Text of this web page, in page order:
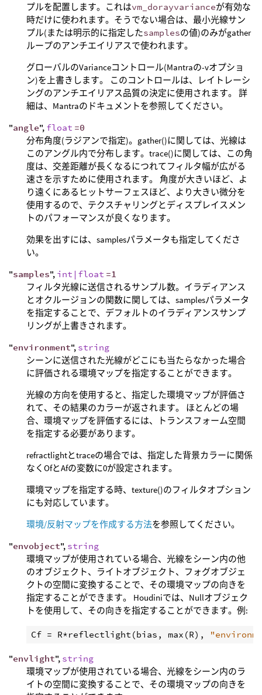
プルを配置します。これはvm_dorayvarianceが有効な
時だけに使われます。そうでない場合は、最小光線サン
プル(または明示的に指定したsamplesの値)のみがgather
ループのアンチエイリアスで使われます。
グローバルのVarianceコントロール(Mantraの-vオプショ
ン)を上書きします。 このコントロールは、レイトレーシ
ングのアンチエイリアス品質の決定に使用されます。 詳
細は、Mantraのドキュメントを参照してください。
"angle", float =0
分布角度(ラジアンで指定)。gather()に関しては、光線は
このアングル内で分布します。trace()に関しては、この角
度は、交差距離が長くなるにつれてフィルタ幅が広がる
速さを示すために使用されます。 角度が大きいほど、よ
り遠くにあるヒットサーフェスほど、より大きい微分を
使用するので、テクスチャリングとディスプレイスメン
トのパフォーマンスが良くなります。
効果を出すには、samplesパラメータも指定してくださ
い。
"samples", int|float =1
フィルタ光線に送信されるサンプル数。イラディアンス
とオクルージョンの関数に関しては、samplesパラメータ
を指定することで、デフォルトのイラディアンスサンプ
リングが上書きされます。
"environment", string
シーンに送信された光線がどこにも当たらなかった場合
に評価される環境マップを指定することができます。
光線の方向を使用すると、指定した環境マップが評価さ
れて、その結果のカラーが返されます。 ほとんどの場
合、環境マップを評価するには、トランスフォーム空間
を指定する必要があります。
refractlightとtraceの場合では、指定した背景カラーに関係
なくOfとAfの変数に0が設定されます。
環境マップを指定する時、texture()のフィルタオプション
にも対応しています。
環境/反射マップを作成する方法を参照してください。
"envobject", string
環境マップが使用されている場合、光線をシーン内の他
のオブジェクト、ライトオブジェクト、フォグオブジェ
クトの空間に変換することで、その環境マップの向きを
指定することができます。 Houdiniでは、Nullオブジェク
トを使用して、その向きを指定することができます。例:
Cf = R*reflectlight (bias , max (R),
"envlight", string
環境マップが使用されている場合、光線をシーン内のラ
イトの空間に変換することで、その環境マップの向きを